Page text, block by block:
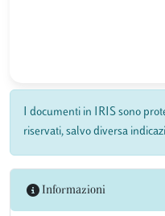
I documenti in IRIS sono
riservati, salvo diversa
Informazioni